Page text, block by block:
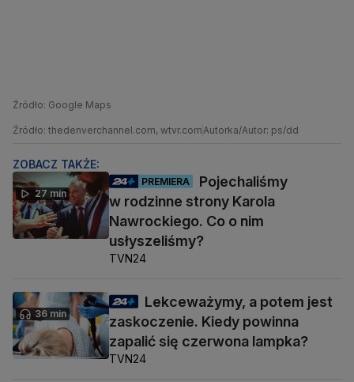
Źródło: Google Maps
Źródło: thedenverchannel.com, wtvr.comAutorka/Autor: ps/dd
ZOBACZ TAKŻE:
27 min
PREMIERA
Pojechaliśmy
w rodzinne strony Karola
Nawrockiego. Co o nim
usłyszeliśmy?
TVN24
36 min
Lekceważymy, a potem jest
zaskoczenie. Kiedy powinna
zapalić się czerwona lampka?
TVN24